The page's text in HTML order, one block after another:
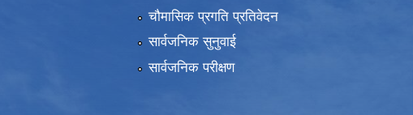
चौमासिक प्रगति प्रतिवेदन
सार्वजनिक सुनुवाई
सार्वजनिक परीक्षण